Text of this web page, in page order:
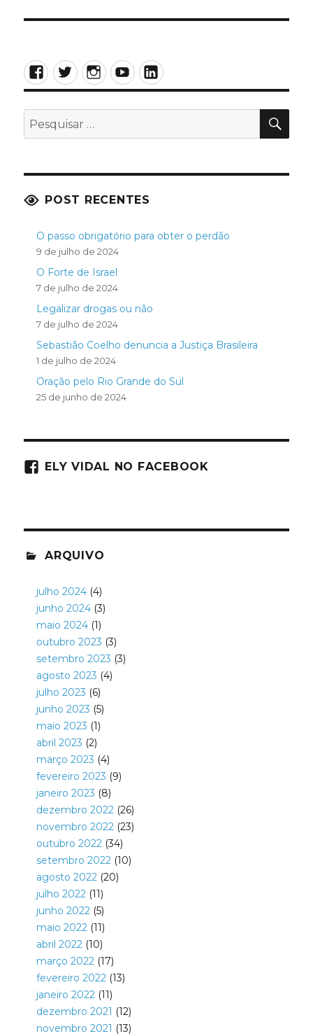
Facebook
TwitterInstagram
YouTubeLinkedIn
Pesquisar
POST RECENTES
O passo obrigatório para obter o perdão
9 de julho de 2024
O Forte de Israel
7 de julho de 2024
Legalizar drogas ou não
7 de julho de 2024
Sebastião Coelho denuncia a Justiça Brasileira
1 de julho de 2024
Oração pelo Rio Grande do Sul
25 de junho de 2024
ELY VIDAL NO FACEBOOK
ARQUIVO
julho 2024(4)
junho 2024(3)
maio 2024(1)
outubro 2023 (3)
setembro 2023 (3)
agosto 2023 (4)
julho 2023 (6)
junho 2023 (5)
maio 2023 (1)
abril 2023 (2)
março 2023 (4)
fevereiro 2023 (9)
janeiro 2023 (8)
dezembro 2022(26)
novembro 2022(23)
outubro 2022(34)
setembro 2022(10)
agosto 2022(20)
julho 2022(11)
junho 2022(5)
maio 2022(11)
abril 2022(10)
março 2022(17)
fevereiro 2022(13)
janeiro 2022(11)
dezembro 2021 (12)
novembro 2021 (13)